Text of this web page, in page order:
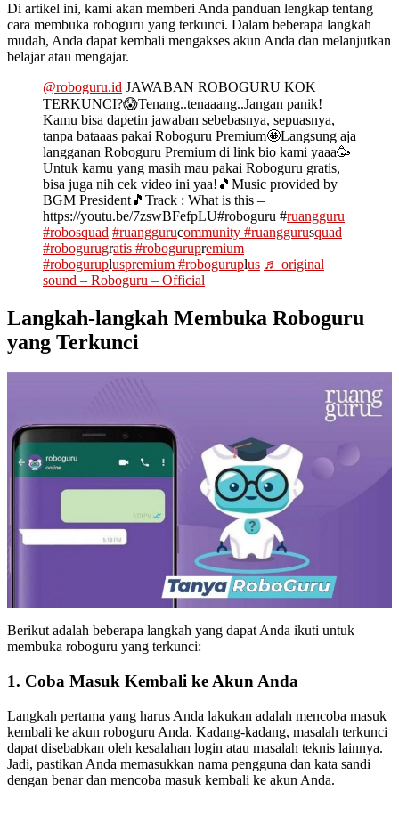
Di artikel ini, kami akan memberi Anda panduan lengkap tentang
cara membuka roboguru yang terkunci. Dalam beberapa langkah
mudah, Anda dapat kembali mengakses akun Anda dan melanjutkan
belajar atau mengajar.
@roboguru.id JAWABAN ROBOGURU KOK
TERKUNCI?😱Tenang..tenaaang..Jangan panik!
Kamu bisa dapetin jawaban sebebasnya, sepuasnya,
tanpa bataaas pakai Roboguru Premium🤩Langsung aja
langganan Roboguru Premium di link bio kami yaaa🥳
Untuk kamu yang masih mau pakai Roboguru gratis,
bisa juga nih cek video ini yaa!🎵Music provided by
BGM President🎵Track : What is this –
https://youtu.be/7zswBFefpLU#roboguru #ruangguru
#robosquad #ruanggurucommunity #ruanggurusquad
#robogurugratis #robogurupremium
#robogurupluspremium #roboguruplus ♬ original
sound – Roboguru – Official
Langkah-langkah Membuka Roboguru
yang Terkunci
Berikut adalah beberapa langkah yang dapat Anda ikuti untuk
membuka roboguru yang terkunci:
1. Coba Masuk Kembali ke Akun Anda
Langkah pertama yang harus Anda lakukan adalah mencoba masuk
kembali ke akun roboguru Anda. Kadang-kadang, masalah terkunci
dapat disebabkan oleh kesalahan login atau masalah teknis lainnya.
Jadi, pastikan Anda memasukkan nama pengguna dan kata sandi
dengan benar dan mencoba masuk kembali ke akun Anda.